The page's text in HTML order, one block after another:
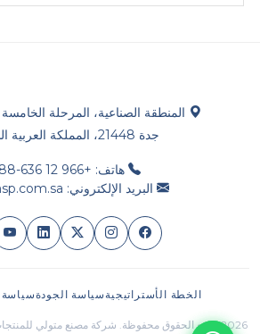
المنطقة الصناعية، المرحلة الخامسة –
جدة 21448، المملكة العربية السعودية
هاتف: +966 12 636-9088
البريد الإلكتروني: info@msp.com.sa
الخطة الأستراتيجية سياسة الجودةسياسة